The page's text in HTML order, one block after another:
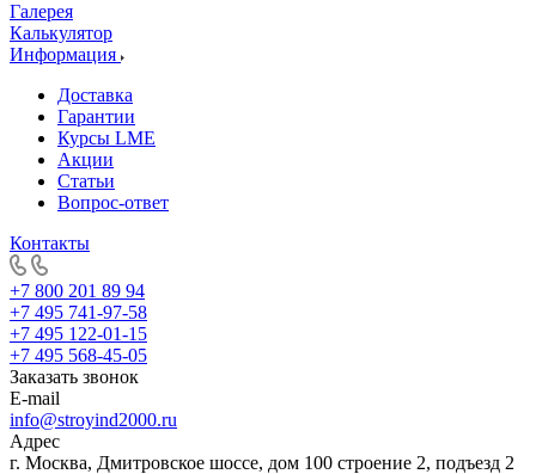
Галерея
Калькулятор
Информация
Доставка
Гарантии
Курсы LME
Акции
Статьи
Вопрос-ответ
Контакты
+7 800 201 89 94
+7 495 741-97-58
+7 495 122-01-15
+7 495 568-45-05
Заказать звонок
E-mail
info@stroyind2000.ru
Адрес
г. Москва, Дмитровское шоссе, дом 100 строение 2, подъезд 2